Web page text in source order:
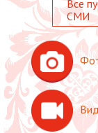
Все
СМИ